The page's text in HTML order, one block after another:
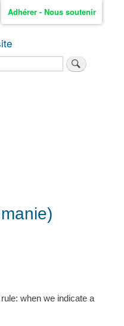
Adhérer - Nous soutenir
when we indicate a